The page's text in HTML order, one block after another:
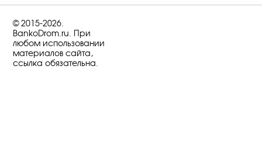
© 2015-2026.
BankoDrom.ru. При
любом использовании
материалов сайта,
ссылка обязательна.